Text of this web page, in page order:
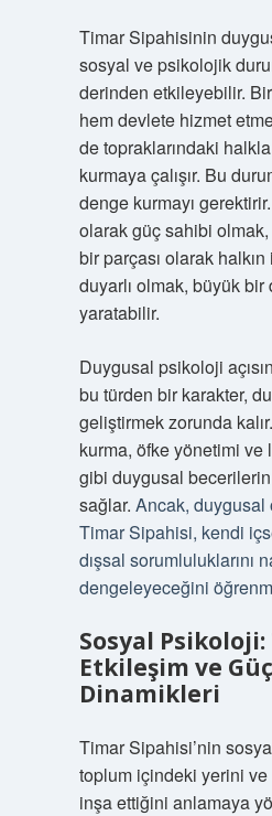
Timar Sipahisinin
sosyal ve psikolojik
derinden etkileyebilir.
hem devlete hizmet
de topraklarındaki
kurmaya çalışır. Bu
denge kurmayı
olarak güç sahibi
bir parçası olarak
duyarlı olmak, büyük bir
yaratabilir.
Duygusal psikoloji
bu türden bir karakter,
geliştirmek zorunda
kurma, öfke yönetimi
gibi duygusal
sağlar. Ancak, duygusal
Timar Sipahisi, kendi
dışsal sorumluluklarını
dengeleyeceğini
Sosyal
Etkileşim ve Güç
Dinamikleri
Timar Sipahisi’nin
toplum içindeki yerini
inşa ettiğini anlamaya